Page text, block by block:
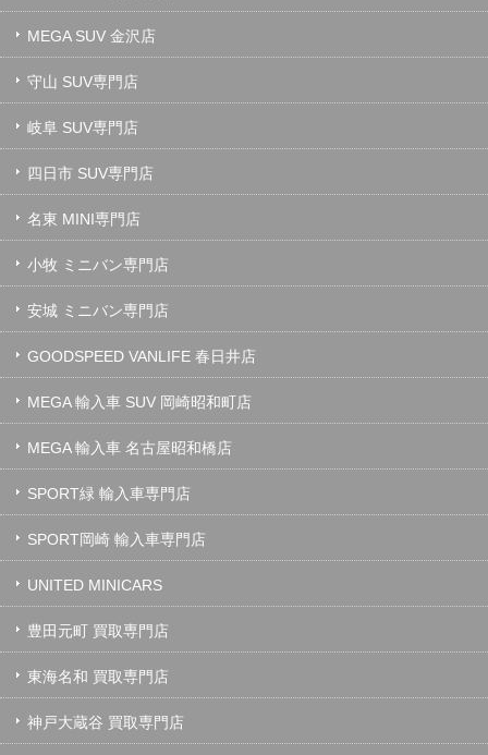
MEGA SUV 金沢店
守山 SUV専門店
岐阜 SUV専門店
四日市 SUV専門店
名東 MINI専門店
小牧 ミニバン専門店
安城 ミニバン専門店
GOODSPEED VANLIFE 春日井店
MEGA 輸入車 SUV 岡崎昭和町店
MEGA 輸入車 名古屋昭和橋店
SPORT緑 輸入車専門店
SPORT岡崎 輸入車専門店
UNITED MINICARS
豊田元町 買取専門店
東海名和 買取専門店
神戸大蔵谷 買取専門店